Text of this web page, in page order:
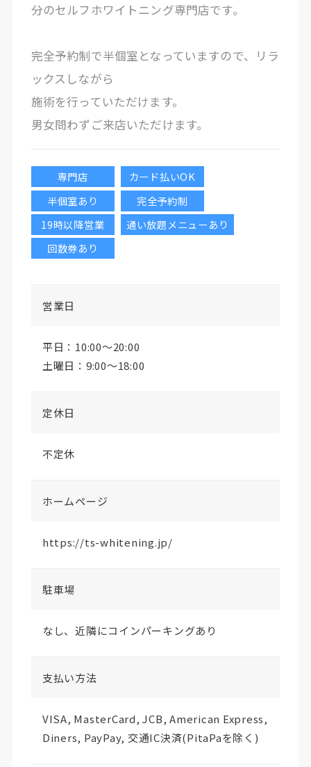
分のセルフホワイトニング専門店です。
完全予約制で半個室となっていますので、リラ
ックスしながら
施術を行っていただけます。
男女問わずご来店いただけます。
専門店
カード払いOK
半個室あり
完全予約制
19時以降営業
通い放題メニューあり
回数券あり
営業日
平日：10:00～20:00
土曜日：9:00～18:00
定休日
不定休
ホームページ
https://ts-whitening.jp/
駐車場
なし、近隣にコインパーキングあり
支払い方法
VISA, MasterCard, JCB, American Express,
Diners, PayPay, 交通IC決済(PitaPaを除く)